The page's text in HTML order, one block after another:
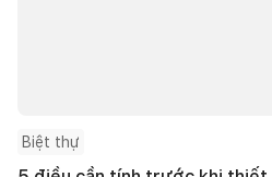
Biệt thự